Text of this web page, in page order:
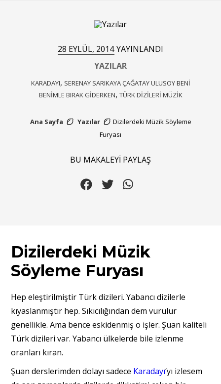
28 EYLÜL, 2014YAYINLANDI
YAZILAR
KARADAYI, SERENAY SARIKAYA ÇAĞATAY ULUSOY BENI
BENIMLE BIRAK GIDERKEN, TÜRK DIZILERI MÜZIK
Ana Sayfa Yazılar
Dizilerdeki Müzik Söyleme
Furyası
BU MAKALEYİ PAYLAŞ
Dizilerdeki Müzik
Söyleme Furyası
Hep eleştirilmiştir Türk dizileri. Yabancı dizilerle
kıyaslanmıştır hep. Sıkıcılığından dem vurulur
genellikle. Ama bence eskidenmiş o işler. Şuan kaliteli
Türk dizileri var. Yabancı ülkelerde bile izlenme
oranları kıran.
Şuan derslerimden dolayı sadece Karadayı‘yı izlesem